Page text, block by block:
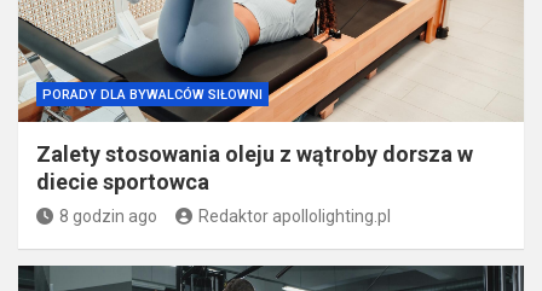
PORADY DLA BYWALCÓW SIŁOWNI
Zalety stosowania oleju z wątroby dorsza w
diecie sportowca
8 godzin ago Redaktor apollolighting.pl